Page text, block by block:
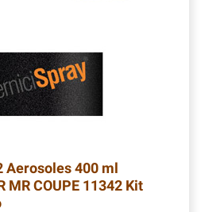
Aerosoles 400 ml
MR COUPE 11342 Kit